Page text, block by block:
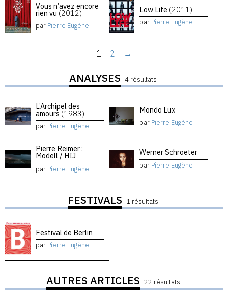
Vous n’avez encore
rien vu (2012)
par Pierre Eugène
Low Life (2011)
par Pierre Eugène
1 2 →
ANALYSES 4 résultats
L’Archipel des
amours (1983)
par Pierre Eugène
Mondo Lux
par Pierre Eugène
Pierre Reimer :
Modell / HIJ
par Pierre Eugène
Werner Schroeter
par Pierre Eugène
FESTIVALS 1 résultats
Festival de Berlin
par Pierre Eugène
AUTRES ARTICLES 22 résultats